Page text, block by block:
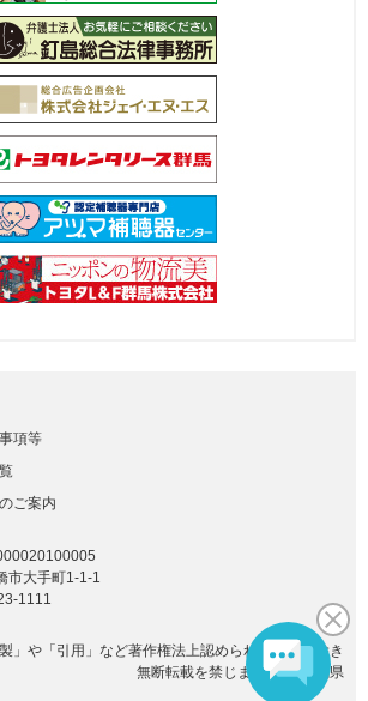
項等
ご案内
市大手町1-1-1
1111
」や「引用」など著作権法上認められた場合を除き
無断転載を禁じます。(C)群馬県